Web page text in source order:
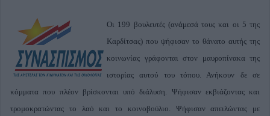
Οι 199 βουλευτές (ανάμεσά τους και οι 5 της
Καρδίτσας) που ψήφισαν το θάνατο αυτής της
κοινωνίας γράφονται στον μαυροπίνακα της
ιστορίας αυτού του τόπου. Ανήκουν δε σε
κόμματα που πλέον βρίσκονται υπό διάλυση. Ψήφισαν εκβιάζοντας και
τρομοκρατώντας το λαό και το κοινοβούλιο. Ψήφισαν απειλώντας με